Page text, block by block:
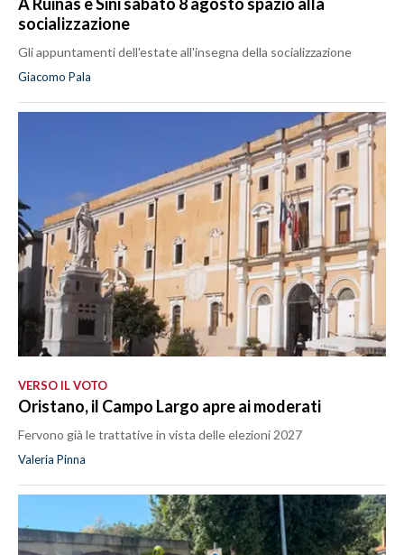
socializzazione
Gli appuntamenti dell'estate all'insegna della socializzazione
Giacomo Pala
VERSO IL VOTO
Oristano, il Campo Largo apre ai moderati
Fervono già le trattative in vista delle elezioni 2027
Valeria Pinna